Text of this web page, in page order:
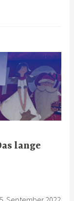
lange